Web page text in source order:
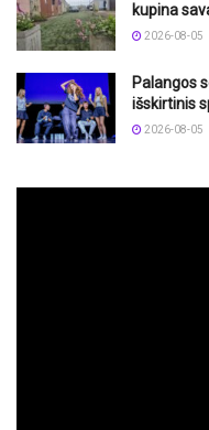
kupina
2026-08-05
Palangos
išskirtinis
2026-08-05